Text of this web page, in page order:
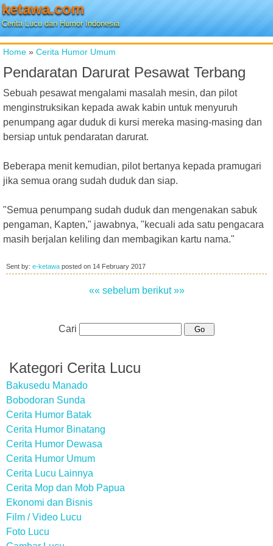
ketawa.com
Cerita Lucu dan Humor Indonesia
Home » Cerita Humor Umum
Pendaratan Darurat Pesawat Terbang
Sebuah pesawat mengalami masalah mesin, dan pilot
menginstruksikan kepada awak kabin untuk menyuruh
penumpang agar duduk di kursi mereka masing-masing dan
bersiap untuk pendaratan darurat.
Beberapa menit kemudian, pilot bertanya kepada pramugari
jika semua orang sudah duduk dan siap.
"Semua penumpang sudah duduk dan mengenakan sabuk
pengaman, Kapten," jawabnya, "kecuali ada satu pengacara
masih berjalan keliling dan membagikan kartu nama."
Sent by: e-ketawa posted on 14 February 2017
«« sebelum berikut »»
Cari
Kategori Cerita Lucu
Bakusedu Manado
Bobodoran Sunda
Cerita Humor Batak
Cerita Humor Binatang
Cerita Humor Dewasa
Cerita Humor Umum
Cerita Lucu Lainnya
Cerita Mop dan Mob Papua
Ekonomi dan Bisnis
Film / Video Lucu
Foto Lucu